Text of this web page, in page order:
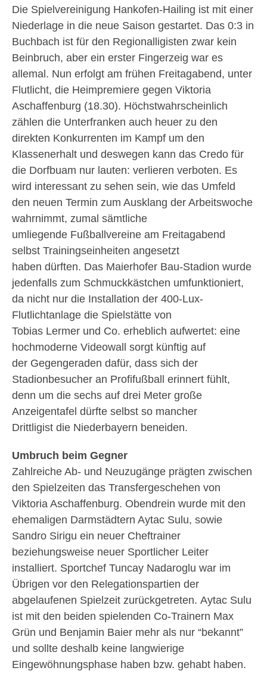
Die Spielvereinigung Hankofen-Hailing ist mit einer
Niederlage in die neue Saison gestartet. Das 0:3 in
Buchbach ist für den Regionalligisten zwar kein
Beinbruch, aber ein erster Fingerzeig war es
allemal. Nun erfolgt am frühen Freitagabend, unter
Flutlicht, die Heimpremiere gegen Viktoria
Aschaffenburg (18.30). Höchstwahrscheinlich
zählen die Unterfranken auch heuer zu den
direkten Konkurrenten im Kampf um den
Klassenerhalt und deswegen kann das Credo für
die Dorfbuam nur lauten: verlieren verboten. Es
wird interessant zu sehen sein, wie das Umfeld
den neuen Termin zum Ausklang der Arbeitswoche
wahrnimmt, zumal sämtliche
umliegende Fußballvereine am Freitagabend
selbst Trainingseinheiten angesetzt
haben dürften. Das Maierhofer Bau-Stadion wurde
jedenfalls zum Schmuckkästchen umfunktioniert,
da nicht nur die Installation der 400-Lux-
Flutlichtanlage die Spielstätte von
Tobias Lermer und Co. erheblich aufwertet: eine
hochmoderne Videowall sorgt künftig auf
der Gegengeraden dafür, dass sich der
Stadionbesucher an Profifußball erinnert fühlt,
denn um die sechs auf drei Meter große
Anzeigentafel dürfte selbst so mancher
Drittligist die Niederbayern beneiden.
Umbruch beim Gegner
Zahlreiche Ab- und Neuzugänge prägten zwischen
den Spielzeiten das Transfergeschehen von
Viktoria Aschaffenburg. Obendrein wurde mit den
ehemaligen Darmstädtern Aytac Sulu, sowie
Sandro Sirigu ein neuer Cheftrainer
beziehungsweise neuer Sportlicher Leiter
installiert. Sportchef Tuncay Nadaroglu war im
Übrigen vor den Relegationspartien der
abgelaufenen Spielzeit zurückgetreten. Aytac Sulu
ist mit den beiden spielenden Co-Trainern Max
Grün und Benjamin Baier mehr als nur “bekannt”
und sollte deshalb keine langwierige
Eingewöhnungsphase haben bzw. gehabt haben.